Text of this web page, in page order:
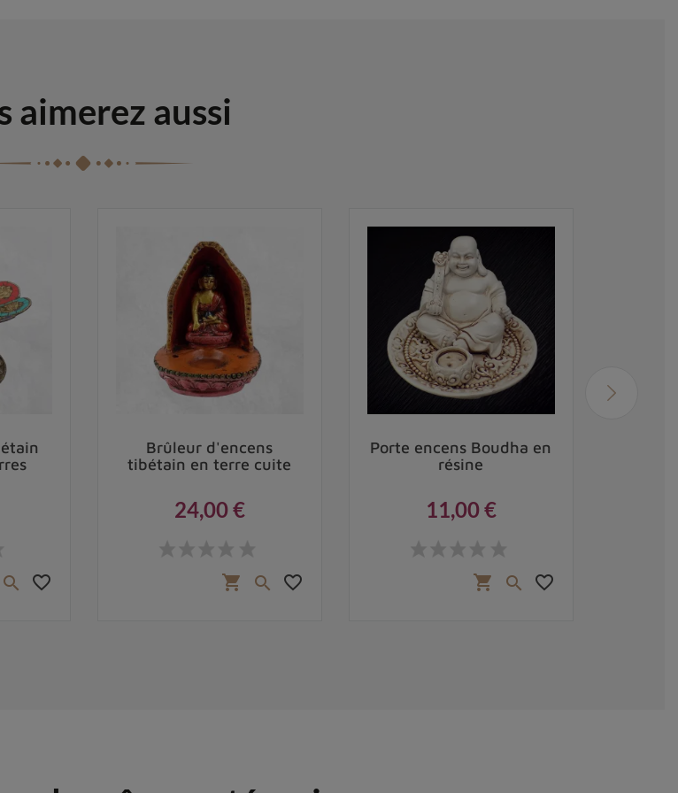
aimerez aussi
 favorite_border
Brûleur d'encens
tibétain en terre cuite
24,00 €
shopping_cart  favorite_border
Porte encens Boudha en
résine
11,00 €
shopping_cart  favorite_border